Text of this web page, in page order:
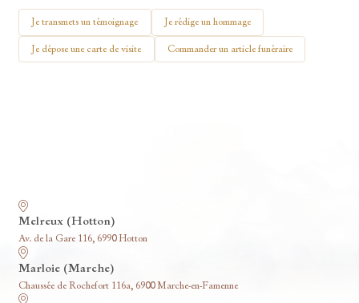
Je transmets un témoignage Je rédige un hommage
Je dépose une carte de visite Commander un article funéraire
Melreux (Hotton)
Av. de la Gare 116, 6990 Hotton
Marloie (Marche)
Chaussée de Rochefort 116a, 6900 Marche-en-Famenne